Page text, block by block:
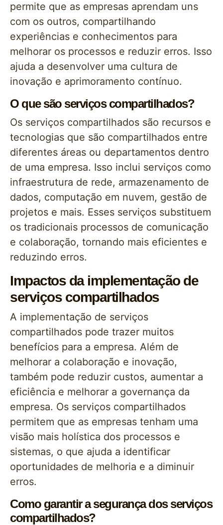
permite que as empresas aprendam uns
com os outros, compartilhando
experiências e conhecimentos para
melhorar os processos e reduzir erros. Isso
ajuda a desenvolver uma cultura de
inovação e aprimoramento contínuo.
O que são serviços compartilhados?
Os serviços compartilhados são recursos e
tecnologias que são compartilhados entre
diferentes áreas ou departamentos dentro
de uma empresa. Isso inclui serviços como
infraestrutura de rede, armazenamento de
dados, computação em nuvem, gestão de
projetos e mais. Esses serviços substituem
os tradicionais processos de comunicação
e colaboração, tornando mais eficientes e
reduzindo erros.
Impactos da implementação de
serviços compartilhados
A implementação de serviços
compartilhados pode trazer muitos
benefícios para a empresa. Além de
melhorar a colaboração e inovação,
também pode reduzir custos, aumentar a
eficiência e melhorar a governança da
empresa. Os serviços compartilhados
permitem que as empresas tenham uma
visão mais holística dos processos e
sistemas, o que ajuda a identificar
oportunidades de melhoria e a diminuir
erros.
Como garantir a segurança dos serviços
compartilhados?